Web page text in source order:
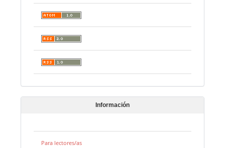
Información
Para lectores/as